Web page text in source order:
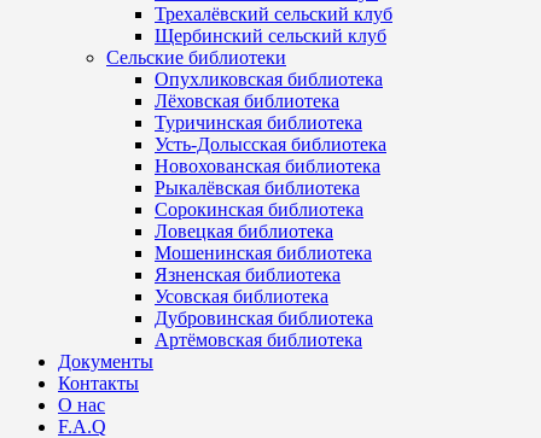
Трехалёвский сельский клуб
Щербинский сельский клуб
Сельские библиотеки
Опухликовская библиотека
Лёховская библиотека
Туричинская библиотека
Усть-Долысская библиотека
Новохованская библиотека
Рыкалёвская библиотека
Сорокинская библиотека
Ловецкая библиотека
Мошенинская библиотека
Язненская библиотека
Усовская библиотека
Дубровинская библиотека
Артёмовская библиотека
Документы
Контакты
О нас
F.A.Q